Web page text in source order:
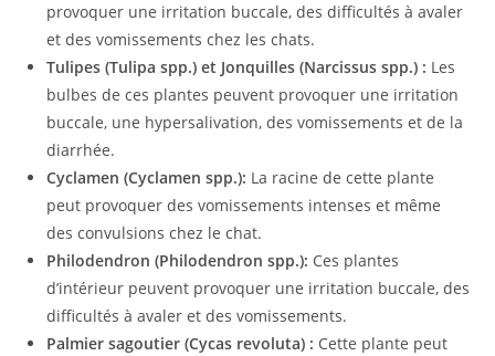
provoquer une irritation buccale, des difficultés à avaler
et des vomissements chez les chats.
Tulipes (Tulipa spp.) et Jonquilles (Narcissus spp.) : Les
bulbes de ces plantes peuvent provoquer une irritation
buccale, une hypersalivation, des vomissements et de la
diarrhée.
Cyclamen (Cyclamen spp.): La racine de cette plante
peut provoquer des vomissements intenses et même
des convulsions chez le chat.
Philodendron (Philodendron spp.): Ces plantes
d’intérieur peuvent provoquer une irritation buccale, des
difficultés à avaler et des vomissements.
Palmier sagoutier (Cycas revoluta) : Cette plante peut